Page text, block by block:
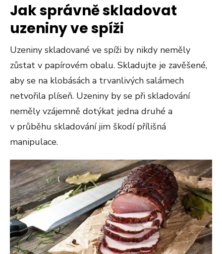
Jak správně skladovat
uzeniny ve spíži
Uzeniny skladované ve spíži by nikdy neměly
zůstat v papírovém obalu. Skladujte je zavěšené,
aby se na klobásách a trvanlivých salámech
netvořila plíseň. Uzeniny by se při skladování
neměly vzájemně dotýkat jedna druhé a
v průběhu skladování jim škodí přílišná
manipulace.